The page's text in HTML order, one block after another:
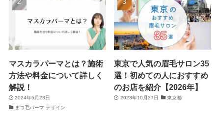
マスカラパーマとは？施術
方法や料金について詳しく
解説！
2024年5月28日
まつ毛パーマ デザイン
東京で人気の眉毛サロン35
選！初めての人におすすめ
のお店を紹介【2026年】
2023年10月27日 東京都